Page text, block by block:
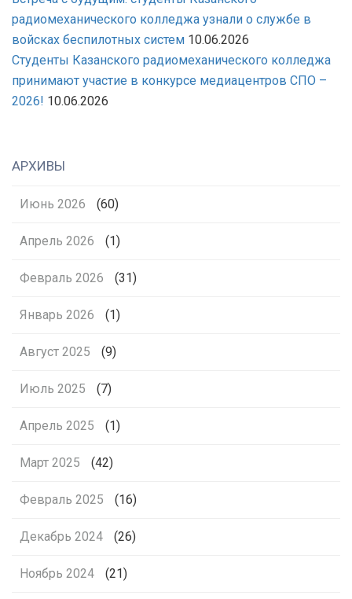
радиомеханического колледжа узнали о службе в
войсках беспилотных систем 10.06.2026
Студенты Казанского радиомеханического колледжа
принимают участие в конкурсе медиацентров СПО –
2026! 10.06.2026
АРХИВЫ
Июнь 2026 (60)
Апрель 2026 (1)
Февраль 2026 (31)
Январь 2026 (1)
Август 2025 (9)
Июль 2025 (7)
Апрель 2025 (1)
Март 2025 (42)
Февраль 2025 (16)
Декабрь 2024 (26)
Ноябрь 2024 (21)